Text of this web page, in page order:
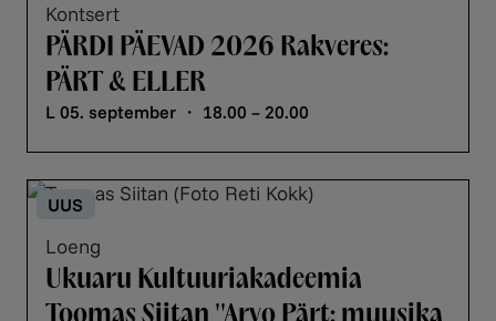
Kontsert
PÄRDI PÄEVAD 2026 Rakveres:
PÄRT & ELLER
L 05. september ・ 18.00 – 20.00
UUS
Loeng
Ukuaru Kultuuriakadeemia
Toomas Siitan ''Arvo Pärt: muusika